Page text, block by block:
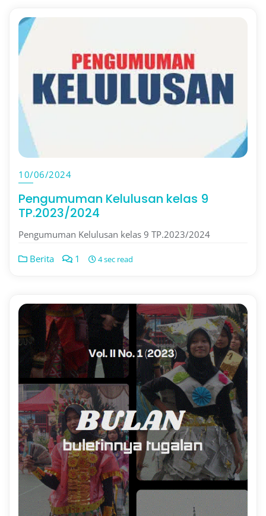
10/06/2024
Pengumuman Kelulusan kelas 9
TP.2023/2024
Pengumuman Kelulusan kelas 9 TP.2023/2024
Berita 1 4 sec read